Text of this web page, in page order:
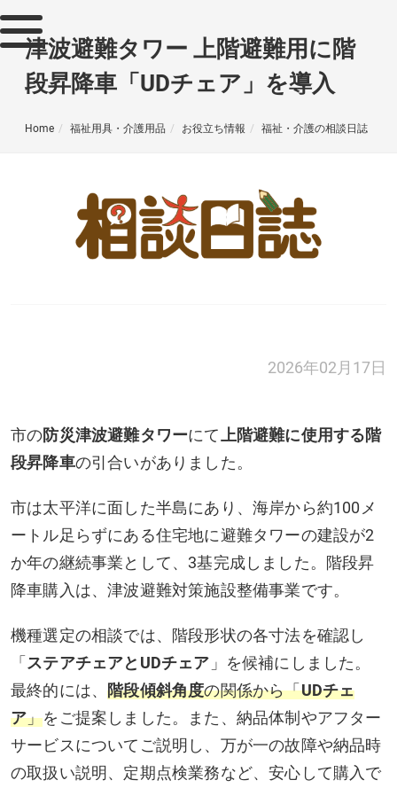
津波避難タワー 上階避難用に階
段昇降車「UDチェア」を導入
Home 福祉用具・介護用品 お役立ち情報 福祉・介護の相談日誌
2026年02月17日
市の防災津波避難タワーにて上階避難に使用する階
段昇降車の引合いがありました。
市は太平洋に面した半島にあり、海岸から約100メ
ートル足らずにある住宅地に避難タワーの建設が2
か年の継続事業として、3基完成しました。階段昇
降車購入は、津波避難対策施設整備事業です。
機種選定の相談では、階段形状の各寸法を確認し
「 ステアチェアとUDチェア 」を候補にしました。
最終的には、階段傾斜角度の関係から「UDチェ
ア」をご提案しました。また、納品体制やアフター
サービスについてご説明し、万が一の故障や納品時
の取扱い説明、定期点検業務など、安心して購入で